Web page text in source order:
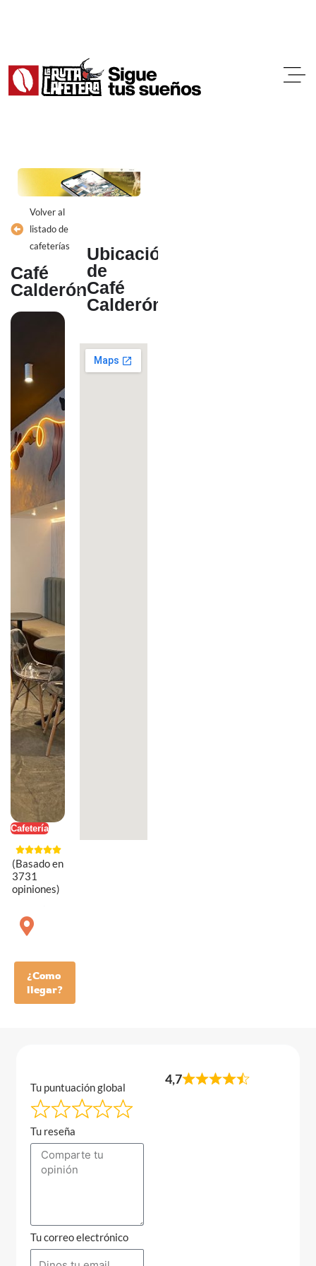
Volver al
listado de
cafeterías
Café
Calderón
Cafetería
(Basado en
3731
opiniones)
¿Como
llegar?
Ubicación
de
Café
Calderón
Tu puntuación global
Tu reseña
Tu correo electrónico
4,7